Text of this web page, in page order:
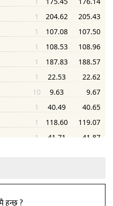
हुन्छ ?